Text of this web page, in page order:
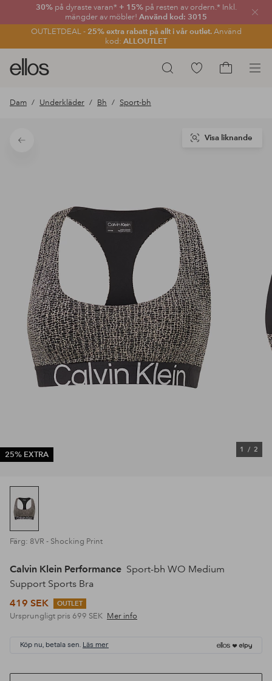
30% på dyraste varan* + 15% på resten av ordern.* Inkl.
mängder av möbler! Använd kod: 3015
OUTLETDEAL - 25% extra rabatt på allt i vår outlet.Använd
kod: ALLOUTLET
Sök
Ellos
logotyp
gå
förstasidan
Gå
Dam Underkläder Bh Sport-bh
Tillbaka
25% EXTRA
1 / 2
Visa liknande
Färg: 8VR - Shocking Print
Calvin Klein Performance Sport-bh WO Medium
Support Sports Bra
419 SEK
OUTLET
Ursprungligt pris 699 SEK Mer info
Köp nu, betala sen. Läs mer